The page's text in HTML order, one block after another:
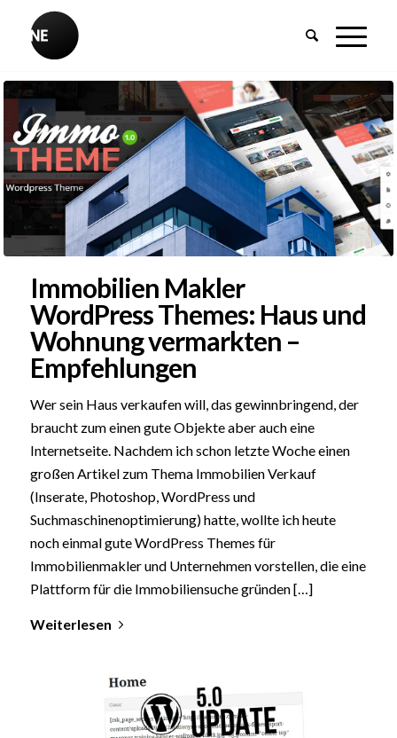
Immobilien Makler
WordPress Themes: Haus und
Wohnung vermarkten –
Empfehlungen
Wer sein Haus verkaufen will, das gewinnbringend, der
braucht zum einen gute Objekte aber auch eine
Internetseite. Nachdem ich schon letzte Woche einen
großen Artikel zum Thema Immobilien Verkauf
(Inserate, Photoshop, WordPress und
Suchmaschinenoptimierung) hatte, wollte ich heute
noch einmal gute WordPress Themes für
Immobilienmakler und Unternehmen vorstellen, die eine
Plattform für die Immobiliensuche gründen […]
Weiterlesen